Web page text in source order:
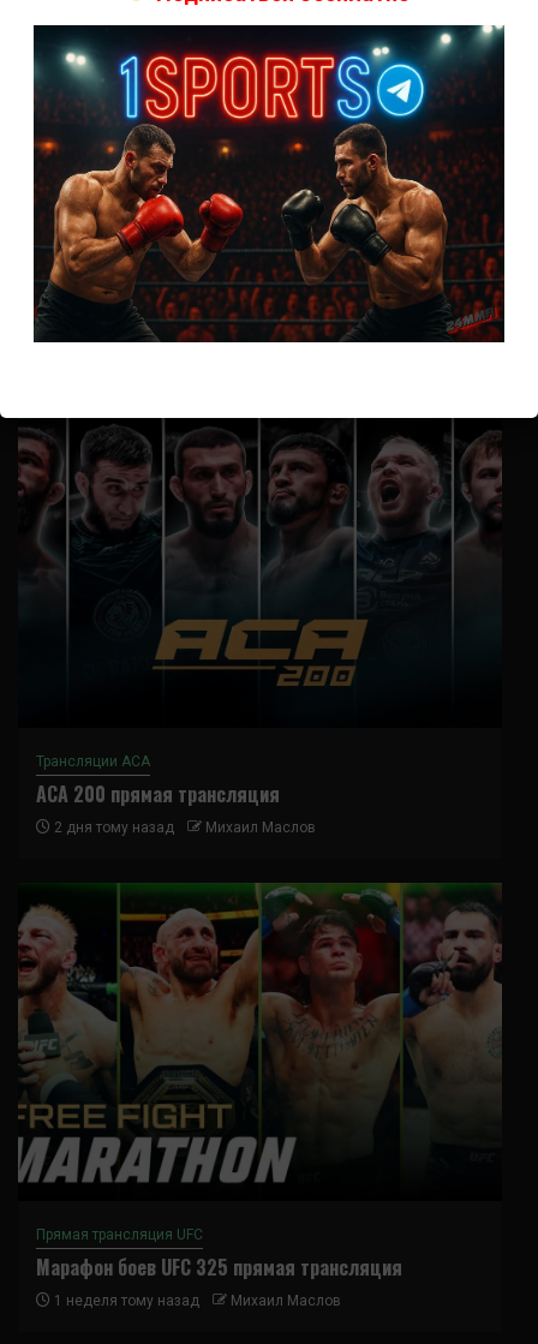
А как смотреть с ноутбука?
Анонимно кРасписание боев UFC
Кусок говна ты, существом даже нельзя ,такое как ты назвать!
АнонимнокКонор МакГрегор
УЧ
АнонимнокРэнди Браун — Николас Далби
не запускается ни один бой, реклама есть, а когда
заканчивается начинается загрузка видео длиною в жизнь.
Исправьте пожалуйста
Трансляции ACA
ACA 200 прямая трансляция
2 дня тому назад Михаил Маслов
Прямая трансляция UFC
Марафон боев UFC 325 прямая трансляция
1 неделя тому назад Михаил Маслов